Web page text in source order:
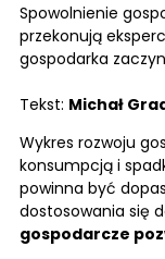
Spowolnienie
przekonują
gospodarka
Tekst: Michał
Wykres rozwoju
konsumpcją i
powinna być
dostosowania się
gospodarcze